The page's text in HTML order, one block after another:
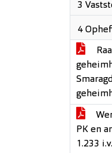
3
4
PK en
1.233